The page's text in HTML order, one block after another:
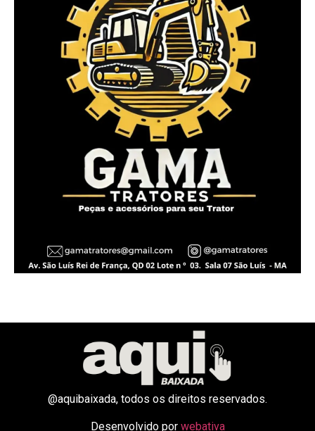
@aquibaixada, todos os direitos reservados.
Desenvolvido por webativa